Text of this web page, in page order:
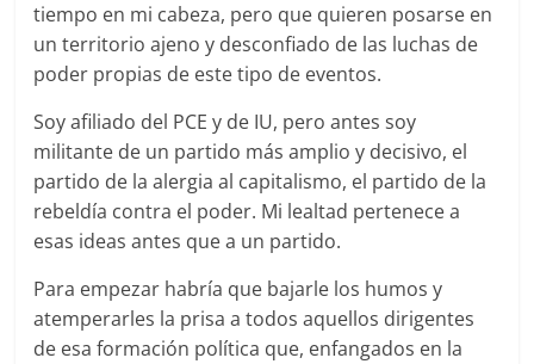
tiempo en mi cabeza, pero que quieren posarse en
un territorio ajeno y desconfiado de las luchas de
poder propias de este tipo de eventos.
Soy afiliado del PCE y de IU, pero antes soy
militante de un partido más amplio y decisivo, el
partido de la alergia al capitalismo, el partido de la
rebeldía contra el poder. Mi lealtad pertenece a
esas ideas antes que a un partido.
Para empezar habría que bajarle los humos y
atemperarles la prisa a todos aquellos dirigentes
de esa formación política que, enfangados en la